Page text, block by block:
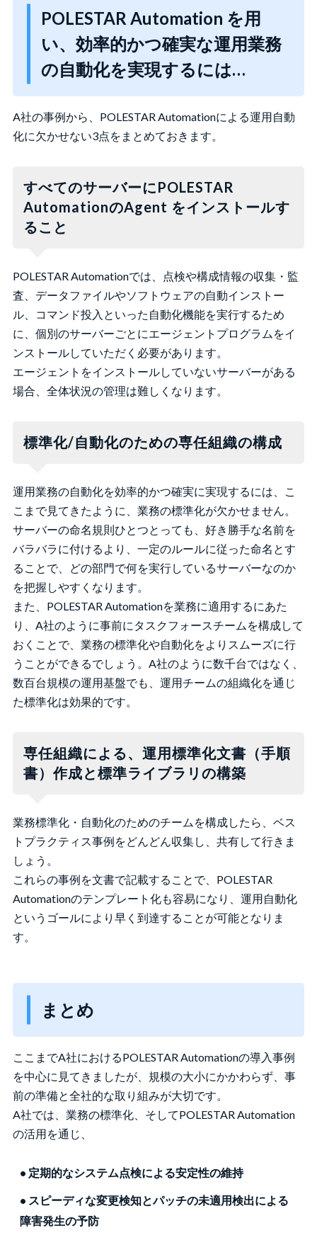
POLESTAR Automation を用
い、効率的かつ確実な運用業務
の自動化を実現するには…
A社の事例から、POLESTAR Automationによる運用自動
化に欠かせない3点をまとめておきます。
すべてのサーバーにPOLESTAR
AutomationのAgent をインストールす
ること
POLESTAR Automationでは、点検や構成情報の収集・監
査、データファイルやソフトウェアの自動インストー
ル、コマンド投入といった自動化機能を実行するため
に、個別のサーバーごとにエージェントプログラムをイ
ンストールしていただく必要があります。
エージェントをインストールしていないサーバーがある
場合、全体状況の管理は難しくなります。
標準化/自動化のための専任組織の構成
運用業務の自動化を効率的かつ確実に実現するには、こ
こまで見てきたように、業務の標準化が欠かせません。
サーバーの命名規則ひとつとっても、好き勝手な名前を
バラバラに付けるより、一定のルールに従った命名とす
ることで、どの部門で何を実行しているサーバーなのか
を把握しやすくなります。
また、POLESTAR Automationを業務に適用するにあた
り、A社のように事前にタスクフォースチームを構成して
おくことで、業務の標準化や自動化をよりスムーズに行
うことができるでしょう。A社のように数千台ではなく、
数百台規模の運用基盤でも、運用チームの組織化を通じ
た標準化は効果的です。
専任組織による、運用標準化文書（手順
書）作成と標準ライブラリの構築
業務標準化・自動化のためのチームを構成したら、ベス
トプラクティス事例をどんどん収集し、共有して行きま
しょう。
これらの事例を文書で記載することで、POLESTAR
Automationのテンプレート化も容易になり、運用自動化
というゴールにより早く到達することが可能となりま
す。
まとめ
ここまでA社におけるPOLESTAR Automationの導入事例
を中心に見てきましたが、規模の大小にかかわらず、事
前の準備と全社的な取り組みが大切です。
A社では、業務の標準化、そしてPOLESTAR Automation
の活用を通じ、
• 定期的なシステム点検による安定性の維持
• スピーディな変更検知とパッチの未適用検出による
障害発生の予防